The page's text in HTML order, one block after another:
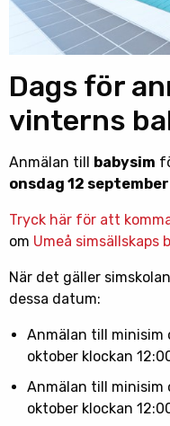
Dags för
vinterns
Anmälan till babysim
onsdag 12
Tryck här för att
om Umeå simsällskaps
När det gäller
dessa datum:
Anmälan till minisim
oktober klockan
Anmälan till minisim
oktober klockan